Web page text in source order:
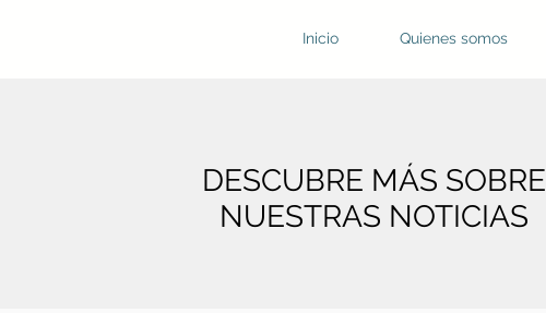
Inicio Quienes somos
DESCUBRE MÁS SOBRE
NUESTRAS NOTICIAS